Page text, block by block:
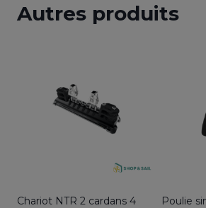
Autres produits
Chariot NTR 2 cardans 4
Poulie